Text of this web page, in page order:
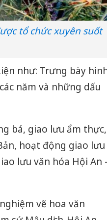
tổ chức xuyên suốt
như: Trưng bày
năm và những dấu
bá, giao lưu ẩm thực,
hoạt động giao lưu
lưu văn hóa Hội An
vẽ hoa văn